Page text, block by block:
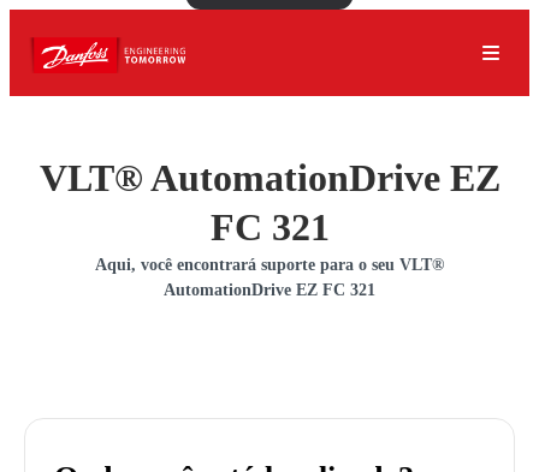
VLT® AutomationDrive EZ
FC 321
Aqui, você encontrará suporte para o seu VLT®
AutomationDrive EZ FC 321